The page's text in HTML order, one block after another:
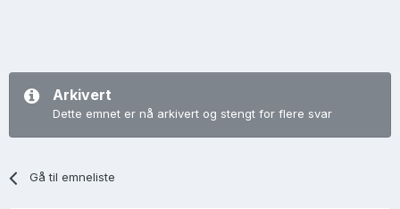
Arkivert
Dette emnet er nå arkivert og stengt for flere svar
Gå til emneliste